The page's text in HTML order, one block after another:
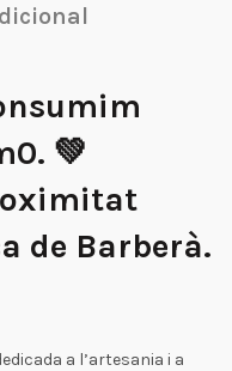
💚
de Barberà.
a l’artesania i a